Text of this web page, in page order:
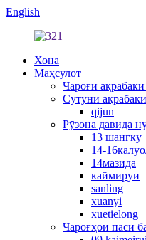
English
Хона
Маҳсулот
Чароғи
Сутуни
qijun
Рӯзона давида
13 шангку
14-
14мазида
каймируи
sanling
xuanyi
xuetielong
Чароғҳои паси